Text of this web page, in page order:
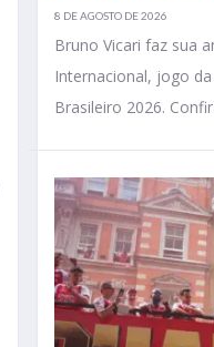
8 DE AGOSTO DE 2026
Bruno Vicari faz sua
Internacional, jogo
Brasileiro 2026.